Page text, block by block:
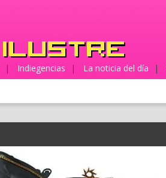
| Indiegencias | La noticia del día |